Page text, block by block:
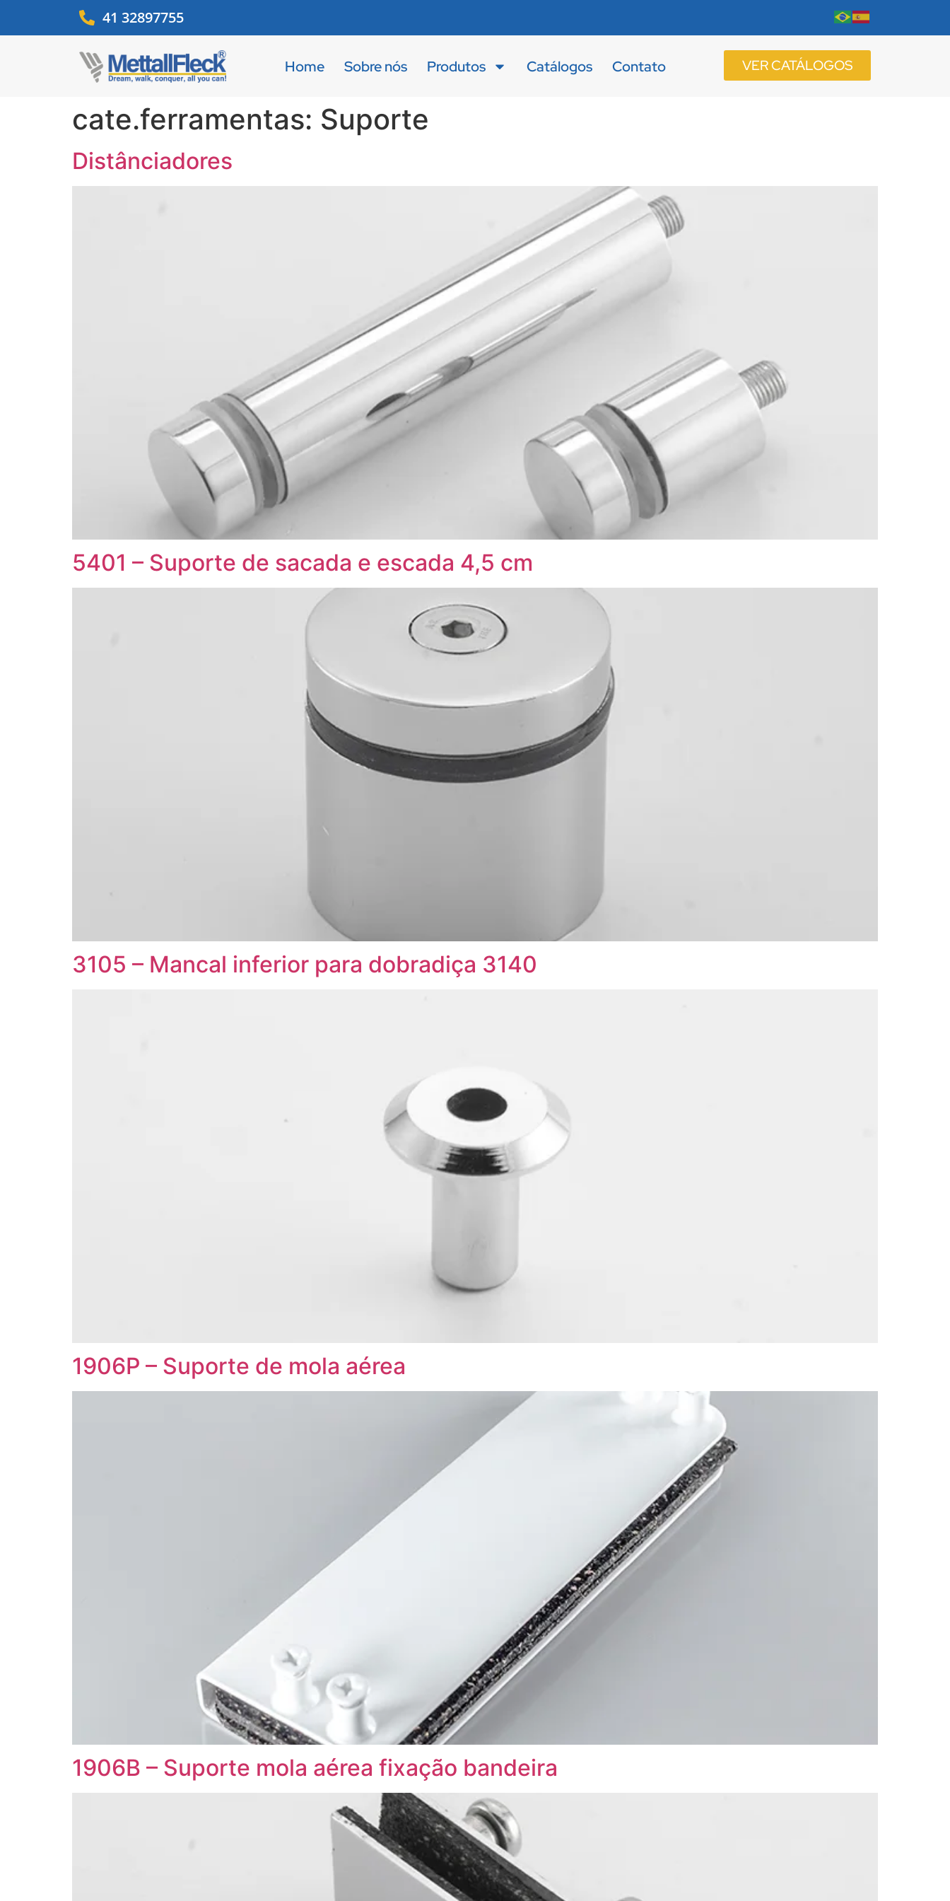
41 32897755
Home Sobre nós Produtos Catálogos Contato VER CATÁLOGOS
cate.ferramentas: Suporte
Distânciadores
5401 – Suporte de sacada e escada 4,5 cm
3105 – Mancal inferior para dobradiça 3140
1906P – Suporte de mola aérea
1906B – Suporte mola aérea fixação bandeira